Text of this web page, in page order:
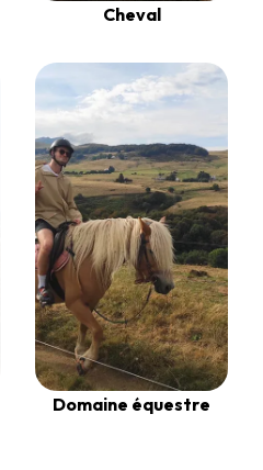
Cheval
Domaine équestre